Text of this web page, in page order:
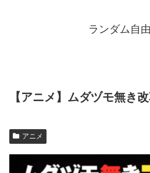
ランダム自
【アニメ】ムダヅモ無き
アニメ